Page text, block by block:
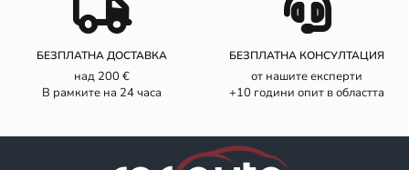
БЕЗПЛАТНА ДОСТАВКА
над 200 €
В рамките на 24 часа
БЕЗПЛАТНА КОНСУЛТАЦИЯ
от нашите експерти
+10 години опит в областта